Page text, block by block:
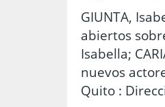
GIUNTA,
abiertos
Isabella;
nuevos
Quito :